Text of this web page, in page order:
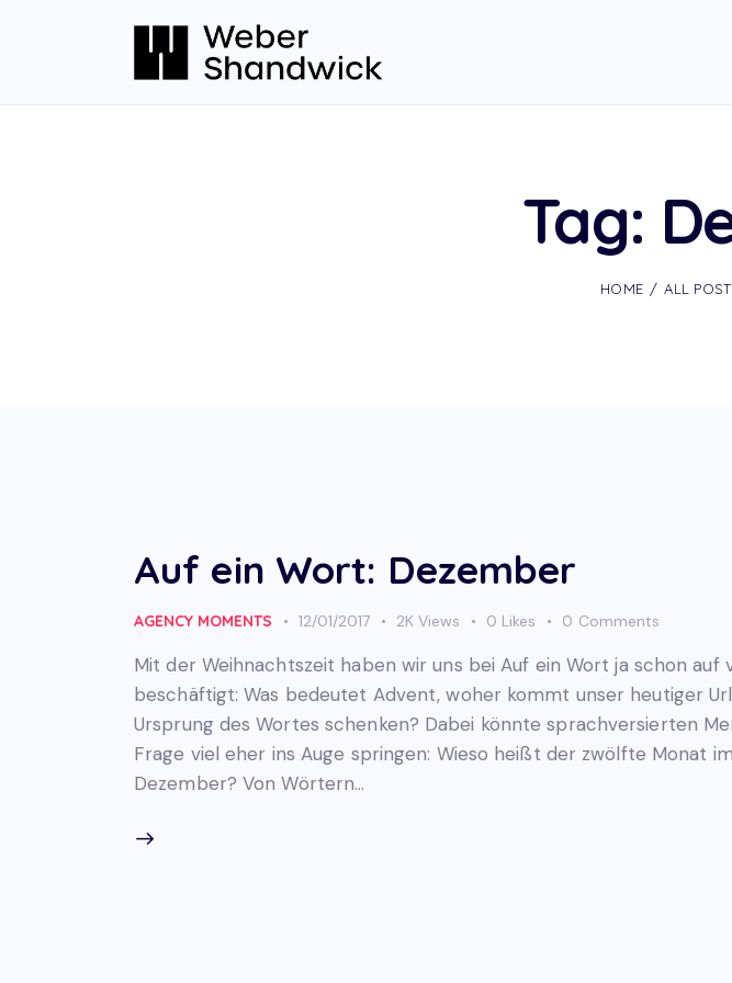
Tag:
HOME ALL
Auf ein Wort: Dezember
AGENCY MOMENTS 12/01/2017 2K Views 0 Likes 0 Comments
Mit der Weihnachtszeit haben wir uns bei Auf ein Wort ja schon auf
beschäftigt: Was bedeutet Advent, woher kommt unser heutiger
Ursprung des Wortes schenken? Dabei könnte sprachversierten
Frage viel eher ins Auge springen: Wieso heißt der zwölfte Monat
Dezember? Von Wörtern…